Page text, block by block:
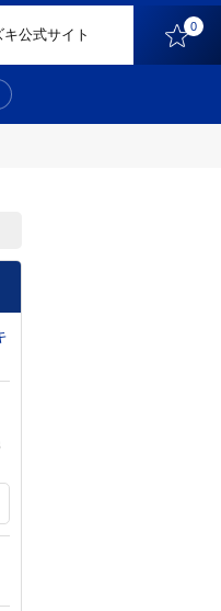
キ公式サイト 0